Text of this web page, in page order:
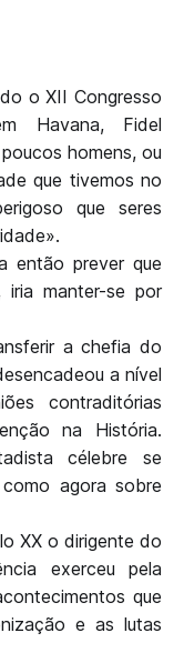
o XII Congresso
Havana, Fidel
homens, ou
que tivemos no
que seres
então prever que
iria manter-se por
a chefia do
a nível
contraditórias
na História.
célebre se
agora sobre
XX o dirigente do
exerceu pela
que
e as lutas